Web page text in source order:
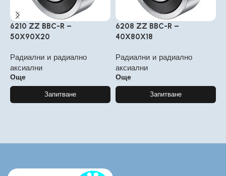
6210 ZZ BBC-R –
50X90X20
Радиални и радиално
аксиални
Още
Запитване
6208 ZZ BBC-R –
40X80X18
Радиални и радиално
аксиални
Още
Запитване